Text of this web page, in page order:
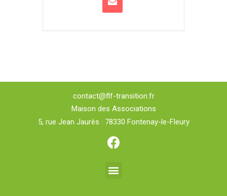
contact@flf-transition.fr
Maison des Associations
5, rue Jean Jaurès · 78330 Fontenay-le-Fleury